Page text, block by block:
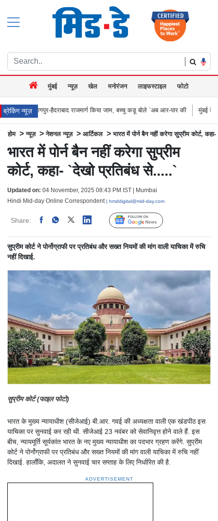
|
मुंबई न्यूज़ खेल मनोरंजन लाइफस्टाइल फोटो
ब्रेकिंग न्यूज़राजमार्ग किया जाम, बच्चू कडू बोले `अब आर-पार की मुंबई के वेस्टर्न एक्सप्रेस
होम >न्यूज़ >नेशनल न्यूज़ > आर्टिकल > भारत में पोर्न बैन नहीं करेगा सुप्रीम कोर्ट,
भारत में पोर्न बैन नहीं करेगा सुप्रीम
कोर्ट, कहा- `देखो प्रतिबंध से.....`
Updated on: 04 November, 2025 08:43 PM IST | Mumbai
Hindi Mid-day Online Correspondent | hmddigital@mid-day.com
Share: Linked Follow Us
सुप्रीम कोर्ट ने पोर्नोग्राफी पर प्रतिबंध और सख्त नियमों की मांग वाली याचिका में रुचि
नहीं दिखाई.
सुप्रीम कोर्ट (फाइल फोटो)
भारत के मुख्य न्यायाधीश (सीजेआई) बी.आर. गवई की अध्यक्षता वाली एक खंडपीठ इस
याचिका पर सुनवाई कर रही थी. सीजेआई 23 नवंबर को सेवानिवृत्त होने वाले हैं. इस
बीच, न्यायमूर्ति सूर्यकांत भारत के नए मुख्य न्यायाधीश का पदभार ग्रहण करेंगे. सुप्रीम
कोर्ट ने पोर्नोग्राफी पर प्रतिबंध और सख्त नियमों की मांग वाली याचिका में रुचि नहीं
दिखाई. हालाँकि, अदालत ने सुनवाई चार सप्ताह के लिए निर्धारित की है.
ADVERTISEMENT